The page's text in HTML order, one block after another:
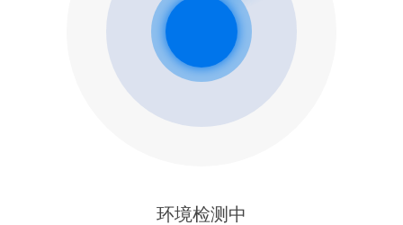
环境检测中